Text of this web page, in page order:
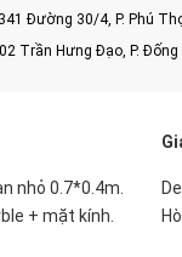
Đường 30/4, P. Phú
Trần Hưng Đạo, P. Đống
nhỏ 0.7*0.4m.
+ mặt kính.